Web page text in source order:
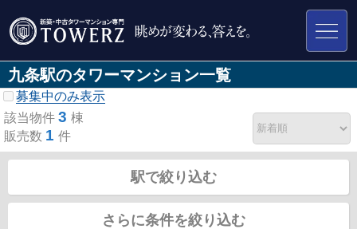
九条駅のタワーマンション一覧
募集中のみ表示
該当物件 3 棟
販売数 1 件
駅で絞り込む
さらに条件を絞り込む